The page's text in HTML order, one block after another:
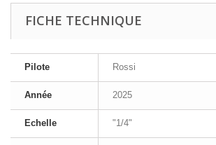
FICHE TECHNIQUE
Pilote Rossi
Année 2025
Echelle "1/4"